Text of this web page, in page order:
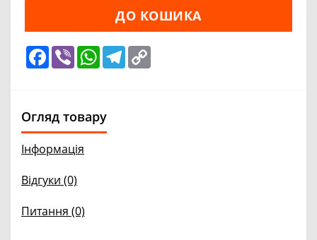
ДО КОШИКА
Facebook
Viber WhatsApp
Telegram
Огляд товару
Інформація
Відгуки (0)
Питання (0)